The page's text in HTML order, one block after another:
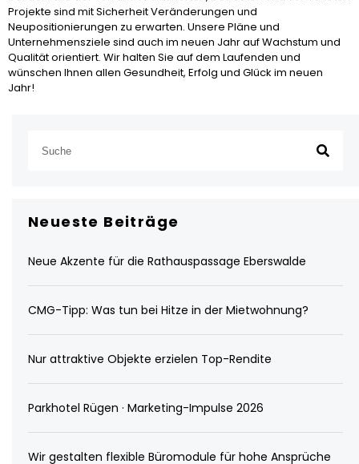
Projekte sind mit Sicherheit Veränderungen und
Neupositionierungen zu erwarten. Unsere Pläne und
Unternehmensziele sind auch im neuen Jahr auf Wachstum und
Qualität orientiert. Wir halten Sie auf dem Laufenden und
wünschen Ihnen allen Gesundheit, Erfolg und Glück im neuen
Jahr!
Neueste Beiträge
Neue Akzente für die Rathauspassage Eberswalde
CMG-Tipp: Was tun bei Hitze in der Mietwohnung?
Nur attraktive Objekte erzielen Top-Rendite
Parkhotel Rügen · Marketing-Impulse 2026
Wir gestalten flexible Büromodule für hohe Ansprüche